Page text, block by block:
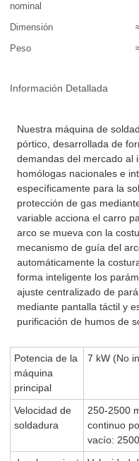
nominal
Dimensión
Peso
Información Detallada
Nuestra máquina de
pórtico, desarrollada de
demandas del mercado al
homólogas nacionales e
específicamente para la
protección de gas
variable acciona el carro
arco se mueva con la
mecanismo de guía del
automáticamente la
forma inteligente los
ajuste centralizado de
mediante pantalla táctil y
purificación de humos de
Potencia de la
máquina
principal
7 kW (No
Velocidad de
soldadura
250-2500
continuo
vacío: